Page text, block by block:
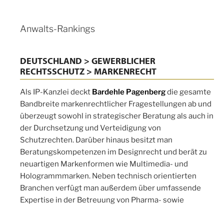
Anwalts-Rankings
DEUTSCHLAND > GEWERBLICHER
RECHTSSCHUTZ > MARKENRECHT
Als IP-Kanzlei deckt Bardehle Pagenbergdie gesamte
Bandbreite markenrechtlicher Fragestellungen ab und
überzeugt sowohl in strategischer Beratung als auch in
der Durchsetzung und Verteidigung von
Schutzrechten. Darüber hinaus besitzt man
Beratungskompetenzen im Designrecht und berät zu
neuartigen Markenformen wie Multimedia- und
Hologrammmarken. Neben technisch orientierten
Branchen verfügt man außerdem über umfassende
Expertise in der Betreuung von Pharma- sowie